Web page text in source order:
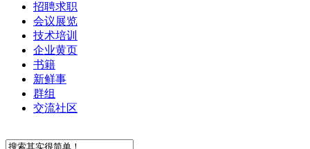
招聘求职
会议展览
技术培训
企业黄页
书籍
新鲜事
群组
交流社区